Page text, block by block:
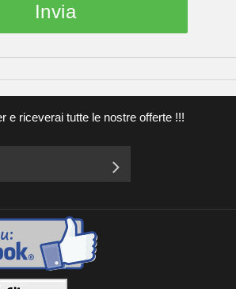
Invia
e riceverai tutte le nostre offerte !!!